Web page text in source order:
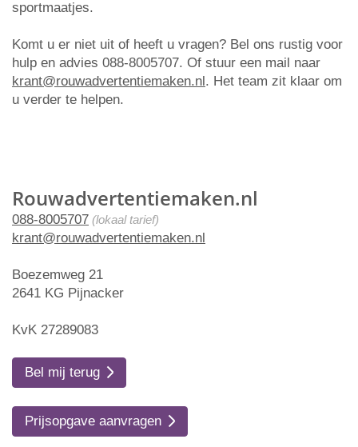
Rouwadvertentiemaken.nl
088-8005707 (lokaal tarief)
krant@rouwadvertentiemaken.nl
Boezemweg 21
2641 KG Pijnacker
KvK 27289083
Bel mij terug
Prijsopgave aanvragen
sportmaatjes.
Komt u er niet uit of heeft u vragen? Bel ons rustig voor
hulp en advies 088-8005707. Of stuur een mail naar
krant@rouwadvertentiemaken.nl. Het team zit klaar om
u verder te helpen.